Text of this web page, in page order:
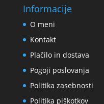
Informacije
O meni
Kontakt
Plačilo in dostava
Pogoji poslovanja
Politika zasebnosti
Politika piškotkov